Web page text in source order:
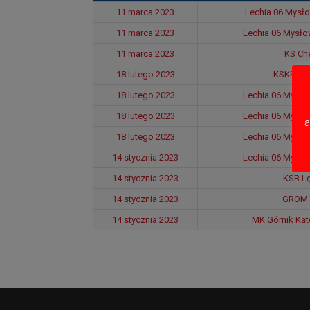
11 marca 2023 Lechia 06
11 marca 2023
Lechia 06
11 marca 2023
KS
18 lutego 2023
KSKF
18 lutego 2023
Lechia 06
18 lutego 2023
Lechia 06
18 lutego 2023
Lechia 06
14 stycznia 2023
Lechia 06
14 stycznia 2023
KSB
14 stycznia 2023
14 stycznia 2023
MK Górnik